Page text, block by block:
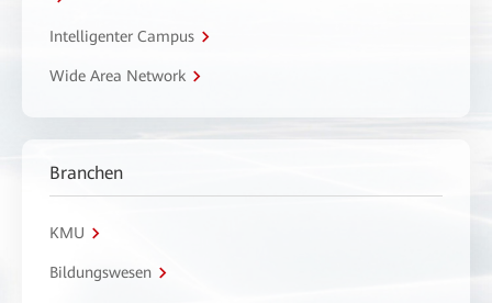
Intelligenter Campus
Wide Area Network
Branchen
KMU
Bildungswesen